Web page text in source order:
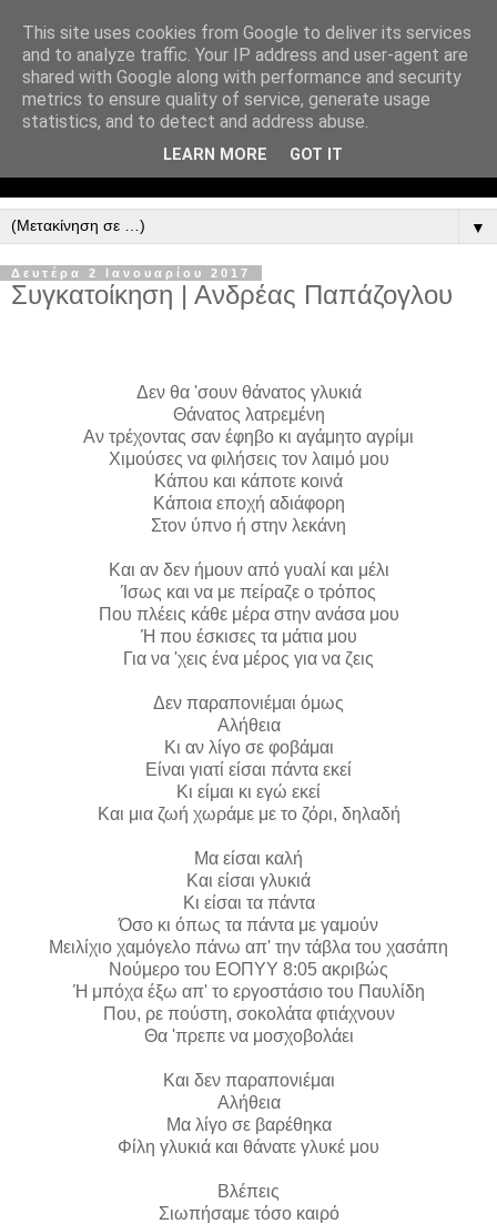
▼
Δευτέρα 2 Ιανουαρίου 2017
Συγκατοίκηση | Ανδρέας Παπάζογλου
Δεν θα 'σουν θάνατος γλυκιά
Θάνατος λατρεμένη
Αν τρέχοντας σαν έφηβο κι αγάμητο αγρίμι
Χιμούσες να φιλήσεις τον λαιμό μου
Κάπου και κάποτε κοινά
Κάποια εποχή αδιάφορη
Στον ύπνο ή στην λεκάνη
Και αν δεν ήμουν από γυαλί και μέλι
Ίσως και να με πείραζε ο τρόπος
Που πλέεις κάθε μέρα στην ανάσα μου
Ή που έσκισες τα μάτια μου
Για να 'χεις ένα μέρος για να ζεις
Δεν παραπονιέμαι όμως
Αλήθεια
Κι αν λίγο σε φοβάμαι
Είναι γιατί είσαι πάντα εκεί
Κι είμαι κι εγώ εκεί
Και μια ζωή χωράμε με το ζόρι, δηλαδή
Μα είσαι καλή
Και είσαι γλυκιά
Κι είσαι τα πάντα
Όσο κι όπως τα πάντα με γαμούν
Μειλίχιο χαμόγελο πάνω απ' την τάβλα του χασάπη
Νούμερο του ΕΟΠΥΥ 8:05 ακριβώς
Ή μπόχα έξω απ' το εργοστάσιο του Παυλίδη
Που, ρε πούστη, σοκολάτα φτιάχνουν
Θα 'πρεπε να μοσχοβολάει
Και δεν παραπονιέμαι
Αλήθεια
Μα λίγο σε βαρέθηκα
Φίλη γλυκιά και θάνατε γλυκέ μου
Βλέπεις
Σιωπήσαμε τόσο καιρό
This site uses cookies from Google to deliver its services
and to analyze traffic. Your IP address and user-agent are
shared with Google along with performance and security
metrics to ensure quality of service, generate usage
statistics, and to detect and address abuse.
LEARN MORE GOT IT